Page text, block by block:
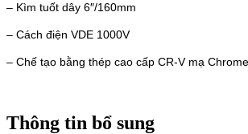
– Kìm tuốt dây 6″/160mm
– Cách điện VDE 1000V
– Chế tạo bằng thép cao cấp CR-V mạ
Thông tin bổ sung